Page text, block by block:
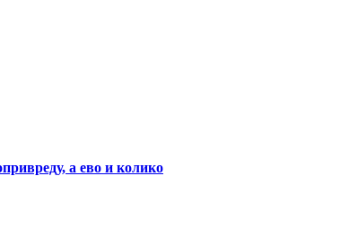
а ево и колико